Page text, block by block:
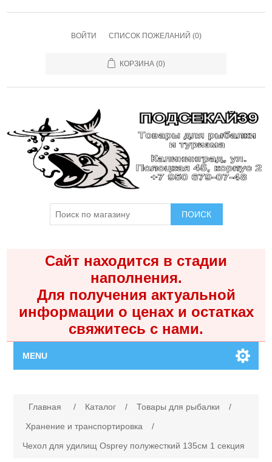
ВОЙТИ СПИСОК ПОЖЕЛАНИЙ (0)
КОРЗИНА (0)
ПОИСК
Сайт находится в стадии
наполнения.
Для получения актуальной
информации о ценах и остатках
свяжитесь с нами.
MENU
Каталог
Главная / Каталог / Товары для рыбалки
/
Хранение и транспортировка
/
Чехол для удилищ Osprey полужесткий 135см 1 секция